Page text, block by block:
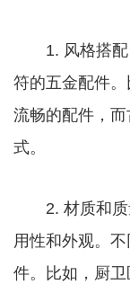
1. 风格搭配
符的五金配件
流畅的配件，
式。
2. 材质和质
用性和外观。
件。比如，厨